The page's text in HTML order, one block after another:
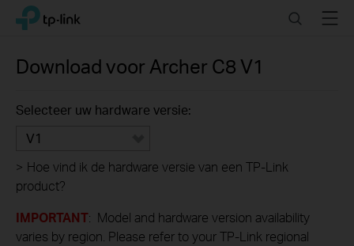
Click
navigation
TP-Link, Reliably Smart SearchMenu
Download voor Archer C8 V1
Selecteer uw hardware versie:
V1
> Hoe vind ik de hardware versie van een TP-Link
product?
IMPORTANT: Model and hardware version availability
varies by region. Please refer to your TP-Link regional